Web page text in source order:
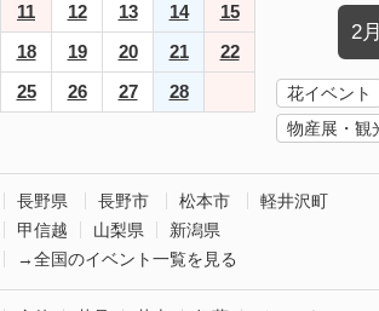
11 12 13 14
15
18 19 20 21
22
25 26 27 28
2
花イベント
物産展・観
長野県 長野市 松本市
軽井沢町
甲信越
山梨県
新潟県
→全国のイベント一覧を見る